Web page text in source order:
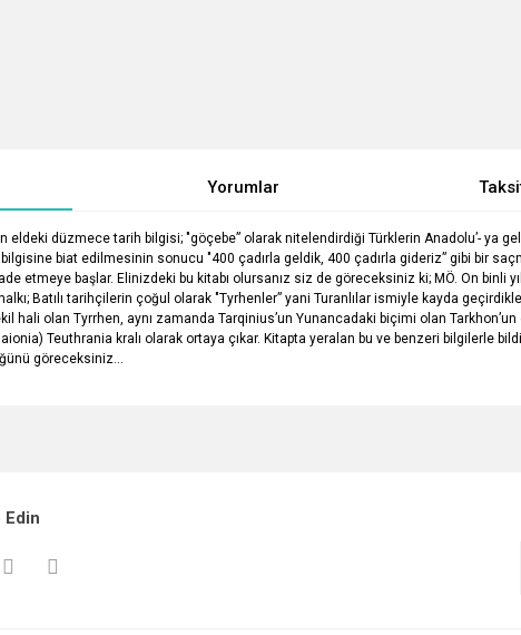
Yorumlar
eldeki düzmece tarih bilgisi; "göçebe” olarak nitelendirdiği Türklerin Anadolu’- ya
biat edilmesinin sonucu "400 çadırla geldik, 400 çadırla gideriz” gibi bir
etmeye başlar. Elinizdeki bu kitabı olursanız siz de göreceksiniz ki; MÖ. On
Batılı tarihçilerin çoğul olarak "Tyrhenler” yani Turanlılar ismiyle kayda
hali olan Tyrrhen, aynı zamanda Tarqinius’un Yunancadaki biçimi olan Tarkhon’un
Teuthrania kralı olarak ortaya çıkar. Kitapta yeralan bu ve benzeri
göreceksiniz…
bulunuyor.
Edin